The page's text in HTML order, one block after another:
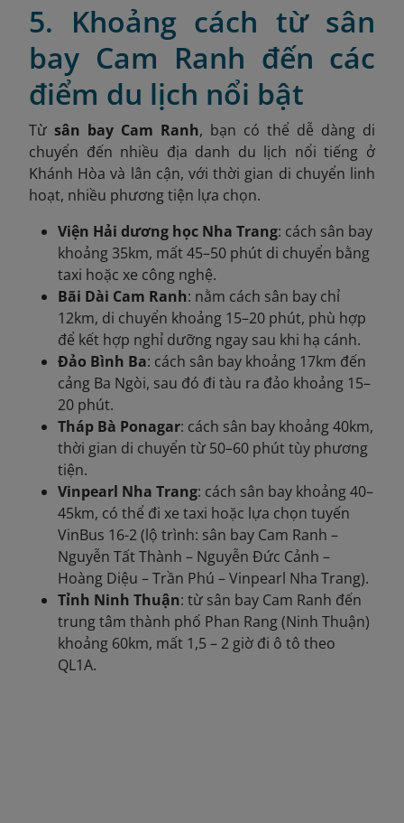
5. Khoảng cách từ sân
bay Cam Ranh đến các
điểm du lịch nổi bật
Từ sân bay Cam Ranh, bạn có thể dễ dàng di
chuyển đến nhiều địa danh du lịch nổi tiếng ở
Khánh Hòa và lân cận, với thời gian di chuyển linh
hoạt, nhiều phương tiện lựa chọn.
Viện Hải dương học Nha Trang: cách sân bay
khoảng 35km, mất 45–50 phút di chuyển bằng
taxi hoặc xe công nghệ.
Bãi Dài Cam Ranh: nằm cách sân bay chỉ
12km, di chuyển khoảng 15–20 phút, phù hợp
để kết hợp nghỉ dưỡng ngay sau khi hạ cánh.
Đảo Bình Ba: cách sân bay khoảng 17km đến
cảng Ba Ngòi, sau đó đi tàu ra đảo khoảng 15–
20 phút.
Tháp Bà Ponagar: cách sân bay khoảng 40km,
thời gian di chuyển từ 50–60 phút tùy phương
tiện.
Vinpearl Nha Trang: cách sân bay khoảng 40–
45km, có thể đi xe taxi hoặc lựa chọn tuyến
VinBus 16-2 (lộ trình: sân bay Cam Ranh –
Nguyễn Tất Thành – Nguyễn Đức Cảnh –
Hoàng Diệu – Trần Phú – Vinpearl Nha Trang).
Tỉnh Ninh Thuận: từ sân bay Cam Ranh đến
trung tâm thành phố Phan Rang (Ninh Thuận)
khoảng 60km, mất 1,5 – 2 giờ đi ô tô theo
QL1A.